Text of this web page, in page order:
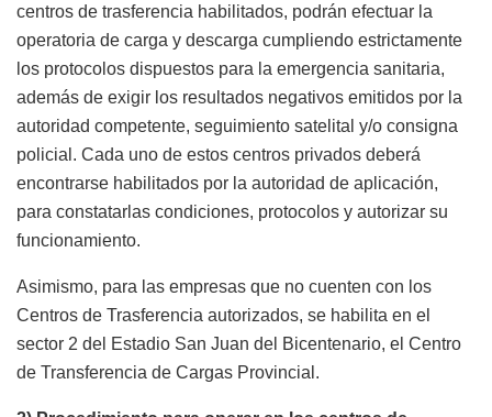
centros de trasferencia habilitados, podrán efectuar la
operatoria de carga y descarga cumpliendo estrictamente
los protocolos dispuestos para la emergencia sanitaria,
además de exigir los resultados negativos emitidos por la
autoridad competente, seguimiento satelital y/o consigna
policial. Cada uno de estos centros privados deberá
encontrarse habilitados por la autoridad de aplicación,
para constatarlas condiciones, protocolos y autorizar su
funcionamiento.
Asimismo, para las empresas que no cuenten con los
Centros de Trasferencia autorizados, se habilita en el
sector 2 del Estadio San Juan del Bicentenario, el Centro
de Transferencia de Cargas Provincial.